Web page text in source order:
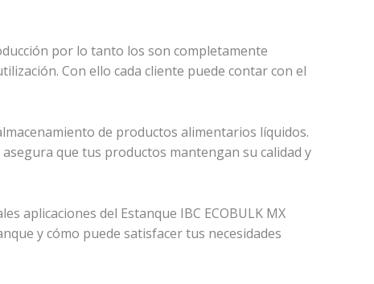
por lo tanto los son completamente
Con ello cada cliente puede contar con el
de productos alimentarios líquidos.
que tus productos mantengan su calidad y
aplicaciones del Estanque IBC ECOBULK MX
y cómo puede satisfacer tus necesidades